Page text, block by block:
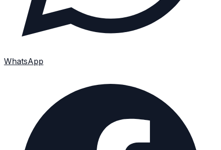
WhatsApp